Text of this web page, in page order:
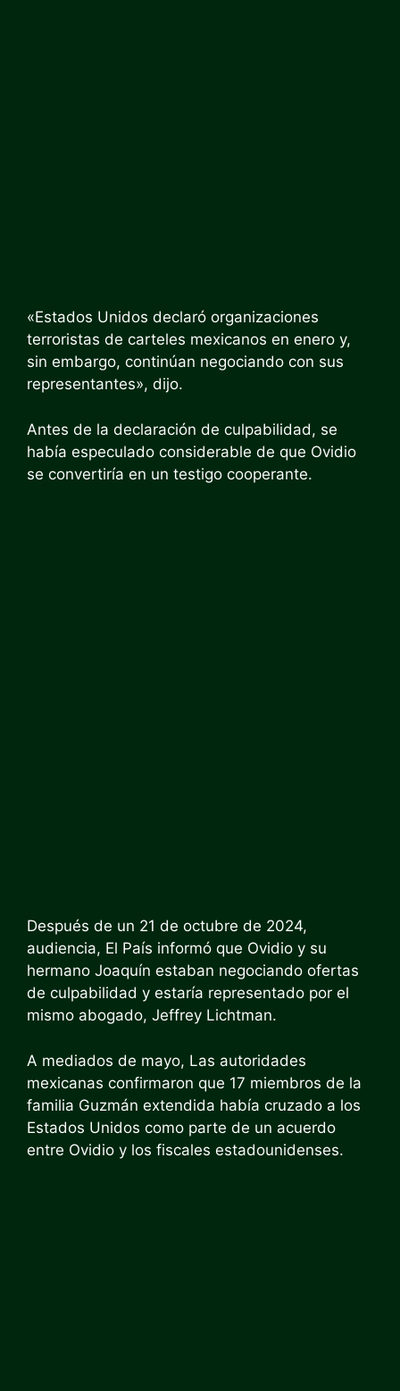
«Estados Unidos declaró organizaciones
terroristas de carteles mexicanos en enero y,
sin embargo, continúan negociando con sus
representantes», dijo.
Antes de la declaración de culpabilidad, se
había especulado considerable de que Ovidio
se convertiría en un testigo cooperante.
Después de un 21 de octubre de 2024,
audiencia, El País informó que Ovidio y su
hermano Joaquín estaban negociando ofertas
de culpabilidad y estaría representado por el
mismo abogado, Jeffrey Lichtman.
A mediados de mayo, Las autoridades
mexicanas confirmaron que 17 miembros de la
familia Guzmán extendida había cruzado a los
Estados Unidos como parte de un acuerdo
entre Ovidio y los fiscales estadounidenses.